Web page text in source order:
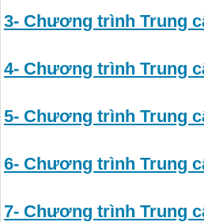
3- Chương trình Trung
4- Chương trình Trung
5- Chương trình Trung
6- Chương trình Trung
7- Chương trình Trung